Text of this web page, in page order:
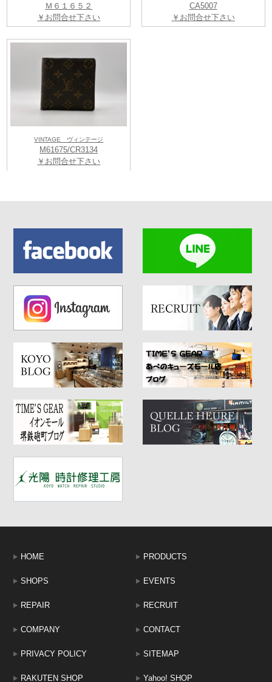
Koyo天王寺ミオプラザ館店 購入特典
天王寺ミオ会員の方「10％還元」（＊1）
Ｍ６１６５２
￥お問合せ下さい
CA5007
￥お問合せ下さい
VINTAGE ヴィンテージ
M61675/CR3134
￥お問合せ下さい
HOME PRODUCTS
SHOPS EVENTS
REPAIR RECRUIT
COMPANY CONTACT
PRIVACY POLICY SITEMAP
RAKUTEN SHOP Yahoo! SHOP